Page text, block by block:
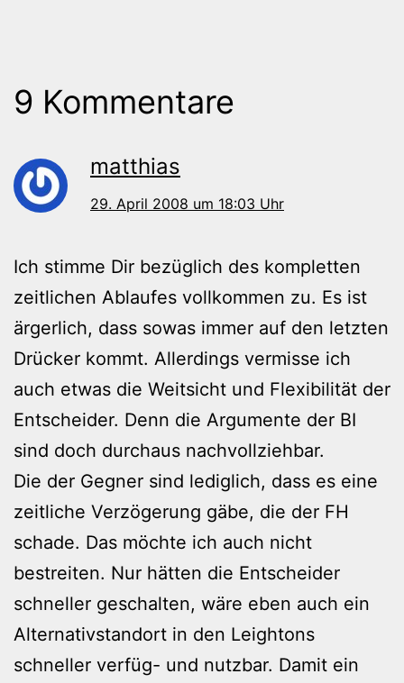
9 Kommentare
matthias
29. April 2008 um 18:03 Uhr
Ich stimme Dir bezüglich des kompletten
zeitlichen Ablaufes vollkommen zu. Es ist
ärgerlich, dass sowas immer auf den letzten
Drücker kommt. Allerdings vermisse ich
auch etwas die Weitsicht und Flexibilität der
Entscheider. Denn die Argumente der BI
sind doch durchaus nachvollziehbar.
Die der Gegner sind lediglich, dass es eine
zeitliche Verzögerung gäbe, die der FH
schade. Das möchte ich auch nicht
bestreiten. Nur hätten die Entscheider
schneller geschalten, wäre eben auch ein
Alternativstandort in den Leightons
schneller verfüg- und nutzbar. Damit ein